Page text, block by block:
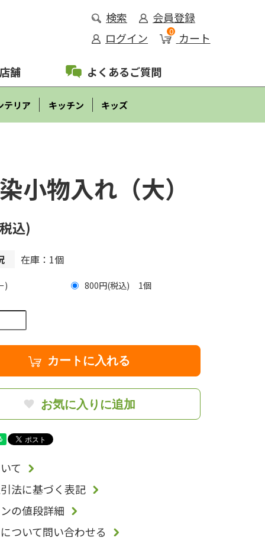
検索
会員登録
ログイン
0 カート
舗 よくあるご質問
テリア キッチン キッズ
小物入れ（大）
込)
在庫：1個
) 800円(税込) 1
カートに入れる
お気に入りに追加
て
法に基づく表記
の値段詳細
ついて問い合わせる